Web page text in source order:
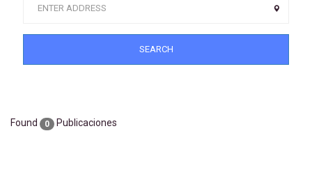
SEARCH
Found 0 Publicaciones